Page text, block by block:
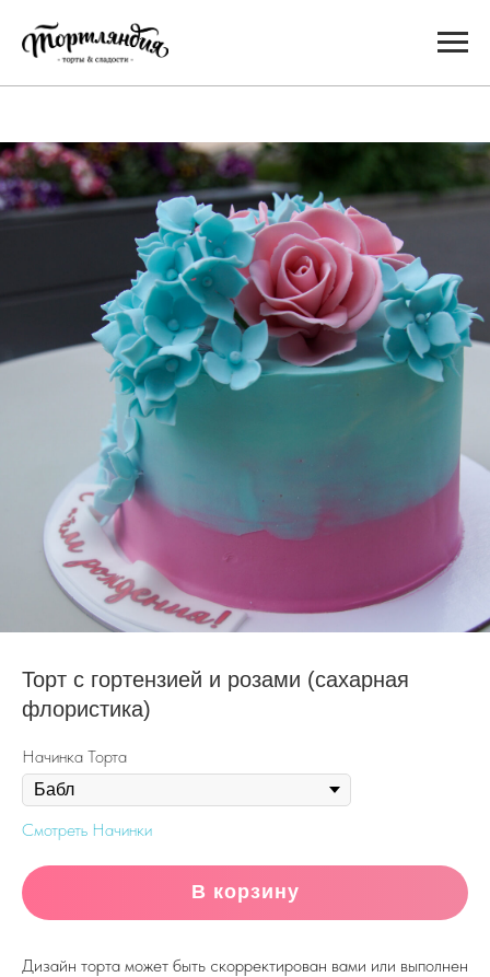
Торт с гортензией и розами (сахарная
флористика)
Начинка Торта
Смотреть Начинки
В корзину
Дизайн торта может быть скорректирован вами или выполнен